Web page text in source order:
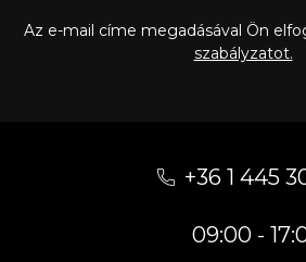
Az e-mail címe megadásával Ön
szabályzatot.
+36 1 445
09:00 -